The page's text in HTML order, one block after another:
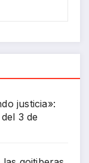
justicia»:
3 de